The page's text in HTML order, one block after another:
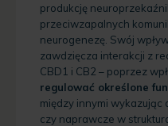
produkcję
przeciwzapalnych
neurogenezę. Swój
zawdzięcza interakcji z
CBD1 i CB2 – poprzez
regulować określone
między innymi wykazując
czy naprawcze w